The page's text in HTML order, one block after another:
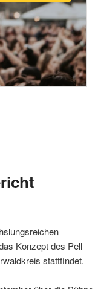
Konzept des Pell
stattfindet.